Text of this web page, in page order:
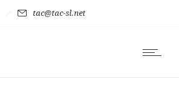
tac@tac-sl.net